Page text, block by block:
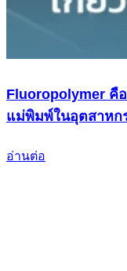
Fluoropolymer คือ
แม่พิมพ์ในอุตสาหก
อ่านต่อ